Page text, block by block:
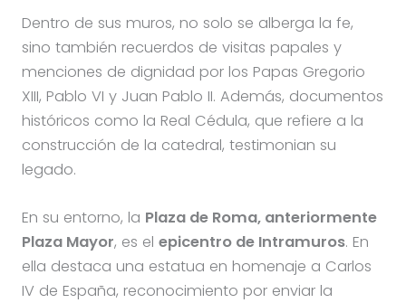
Dentro de sus muros, no solo se alberga la fe,
sino también recuerdos de visitas papales y
menciones de dignidad por los Papas Gregorio
XIII, Pablo VI y Juan Pablo II. Además, documentos
históricos como la Real Cédula, que refiere a la
construcción de la catedral, testimonian su
legado.
En su entorno, la Plaza de Roma, anteriormente
Plaza Mayor, es el epicentro de Intramuros. En
ella destaca una estatua en homenaje a Carlos
IV de España, reconocimiento por enviar la